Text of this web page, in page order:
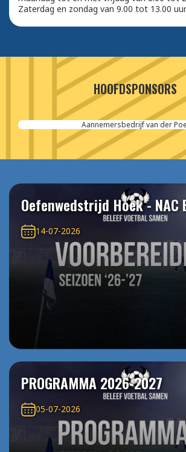
Zaterdag en zondag van 9.00 tot 13.00
HOOFDSPONSORS
Aannemersbedrijf van der
Oefenwedstrijd Hoek - NAC
14-07-2026
PROGRAMMA 2026-2027
05-07-2026